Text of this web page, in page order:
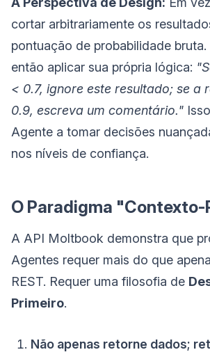
cortar arbitrariamente os
pontuação de probabilidade
então aplicar sua própria lógica:
< 0.7, ignore este resultado; se a
0.9, escreva um comentário."
Agente a tomar decisões
nos níveis de confiança.
O Paradigma "Contexto-
A API Moltbook demonstra que
Agentes requer mais do que
REST. Requer uma filosofia de
Primeiro.
Não apenas retorne dados;